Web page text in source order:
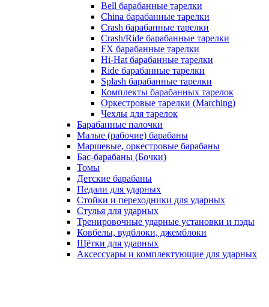
Bell барабанные тарелки
China барабанные тарелки
Crash барабанные тарелки
Crash/Ride барабанные тарелки
FX барабанные тарелки
Hi-Hat барабанные тарелки
Ride барабанные тарелки
Splash барабанные тарелки
Комплекты барабанных тарелок
Оркестровые тарелки (Marching)
Чехлы для тарелок
Барабанные палочки
Малые (рабочие) барабаны
Маршевые, оркестровые барабаны
Бас-барабаны (Бочки)
Томы
Детские барабаны
Педали для ударных
Стойки и переходники для ударных
Стулья для ударных
Тренировочные ударные установки и пэды
Ковбелы, вудблоки, джемблоки
Щётки для ударных
Аксесcуары и комплектующие для ударных